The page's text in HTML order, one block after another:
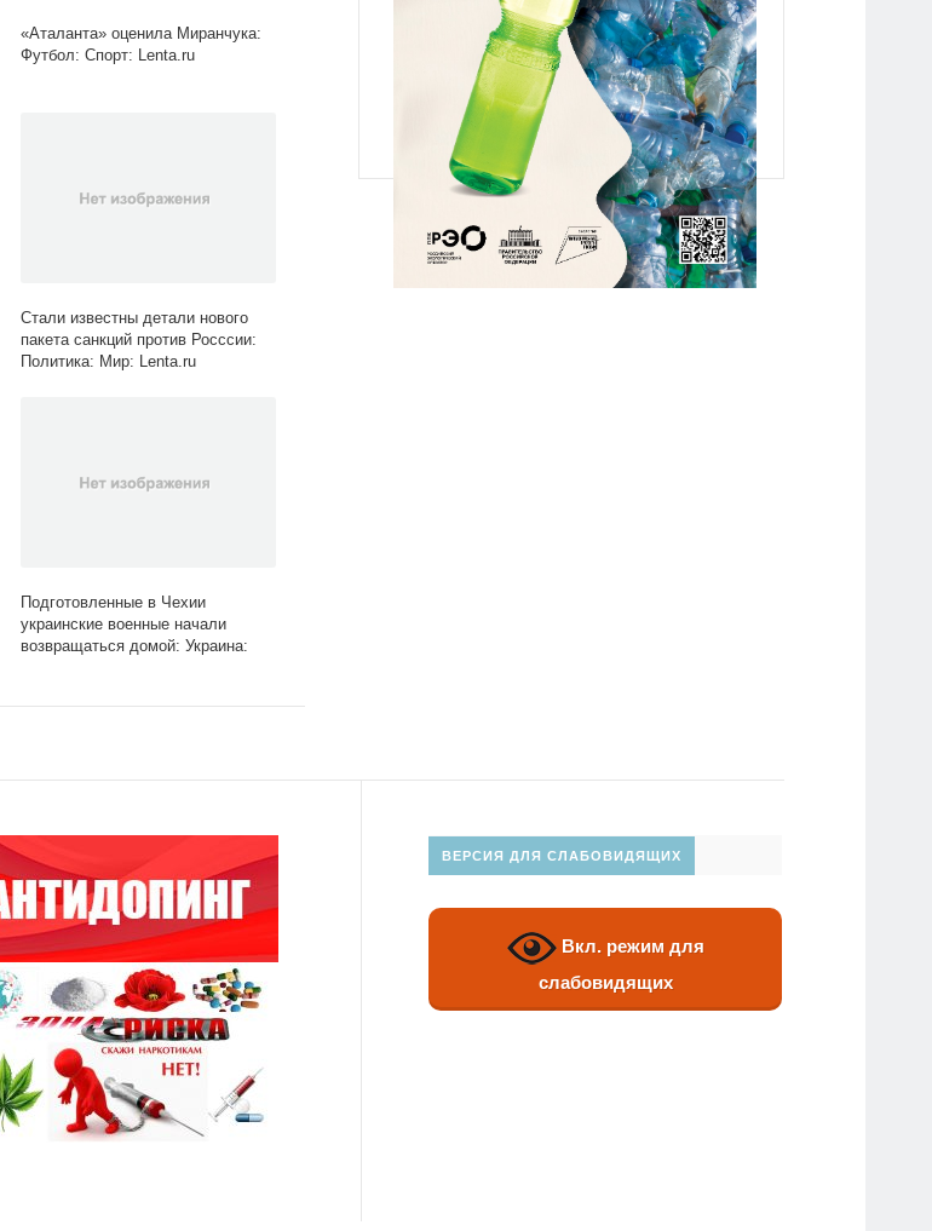
«Аталанта» оценила Миранчука:
Футбол: Спорт: Lenta.ru
Стали известны детали нового
пакета санкций против Росссии:
Политика: Мир: Lenta.ru
Подготовленные в Чехии
украинские военные начали
возвращаться домой: Украина:
ВЕРСИЯ ДЛЯ СЛАБОВИДЯЩИХ
Вкл. режим для
слабовидящих